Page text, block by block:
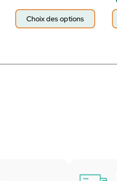
Choix des options